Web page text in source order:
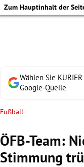
Zum Hauptinhalt der
Wählen Sie
Google-Quelle
Fußball
ÖFB-Team:
Stimmung